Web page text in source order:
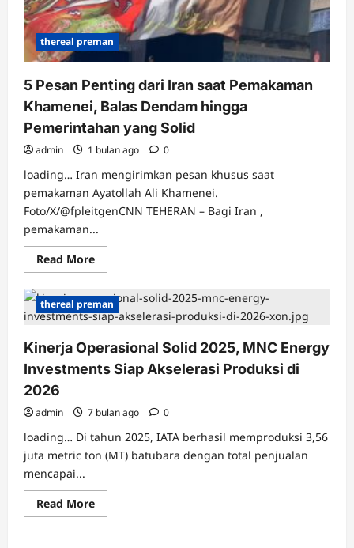
thereal preman
5 Pesan Penting dari Iran saat Pemakaman
Khamenei, Balas Dendam hingga
Pemerintahan yang Solid
admin 1 bulan ago 0
loading… Iran mengirimkan pesan khusus saat
pemakaman Ayatollah Ali Khamenei.
Foto/X/@fpleitgenCNN TEHERAN – Bagi Iran ,
pemakaman...
Read MoreRead
more
Pesan
Penting
dari
saat
Pemakaman
Khamenei,
Balas
Pemerintahan
Solid
thereal preman
Kinerja Operasional Solid 2025, MNC Energy
Investments Siap Akselerasi Produksi di
2026
admin 7 bulan ago 0
loading… Di tahun 2025, IATA berhasil memproduksi 3,56
juta metric ton (MT) batubara dengan total penjualan
mencapai...
Read MoreRead
more